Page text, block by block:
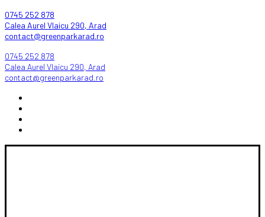
0745 252 878
Calea Aurel Vlaicu 290, Arad
contact@greenparkarad.ro
0745 252 878
Calea Aurel Vlaicu 290, Arad
contact@greenparkarad.ro